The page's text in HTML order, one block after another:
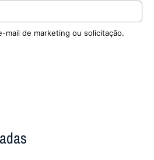
mail de marketing ou solicitação.